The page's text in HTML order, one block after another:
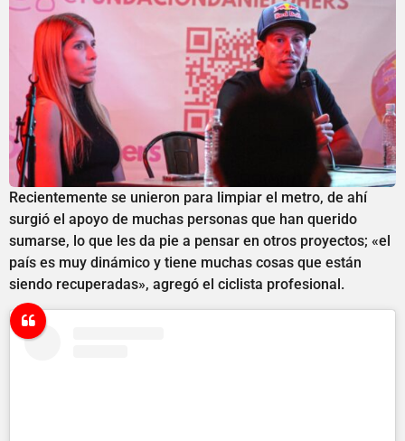
Recientemente se unieron para limpiar el metro, de ahí
surgió el apoyo de muchas personas que han querido
sumarse, lo que les da pie a pensar en otros proyectos; «el
país es muy dinámico y tiene muchas cosas que están
siendo recuperadas», agregó el ciclista profesional.